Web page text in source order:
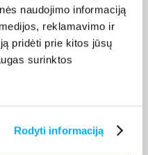
naudojimo informaciją
reklamavimo ir
pridėti prie kitos jūsų
surinktos
Rodyti informaciją
apie prekes